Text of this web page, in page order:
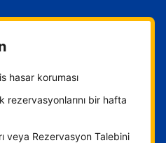
hasar koruması
rezervasyonlarını bir hafta
veya Rezervasyon Talebini